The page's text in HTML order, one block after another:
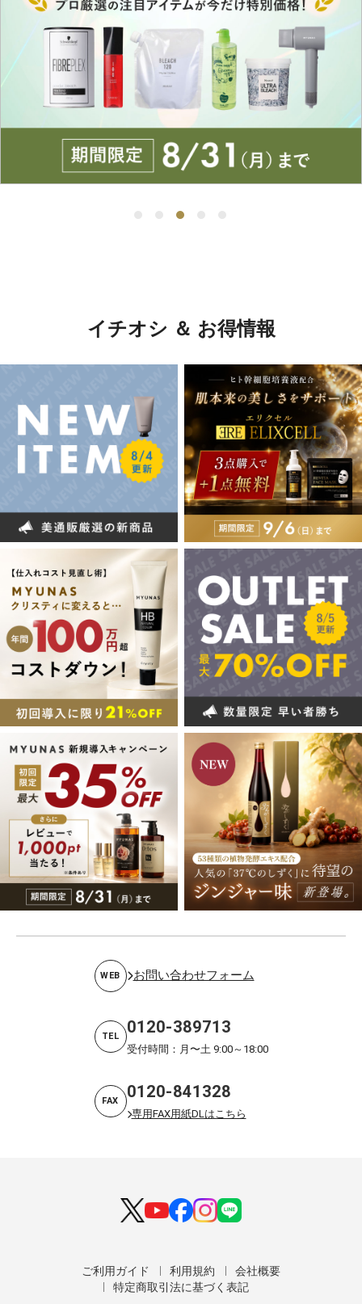
イチオシ ＆ お得情報
WEB お問い合わせフォーム
TEL 0120-389713
受付時間：月〜土 9:00～18:00
FAX 0120-841328
専用FAX用紙DLはこちら
ご利用ガイド 利用規約
会社概要
特定商取引法に基づく表記